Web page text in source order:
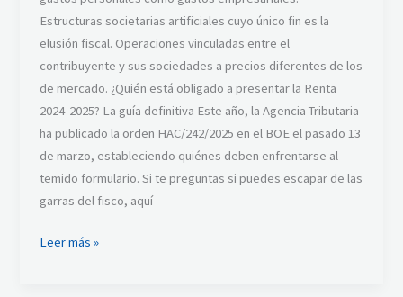
Estructuras societarias artificiales cuyo único fin es la
elusión fiscal. Operaciones vinculadas entre el
contribuyente y sus sociedades a precios diferentes de los
de mercado. ¿Quién está obligado a presentar la Renta
2024-2025? La guía definitiva Este año, la Agencia Tributaria
ha publicado la orden HAC/242/2025 en el BOE el pasado 13
de marzo, estableciendo quiénes deben enfrentarse al
temido formulario. Si te preguntas si puedes escapar de las
garras del fisco, aquí
Leer más »